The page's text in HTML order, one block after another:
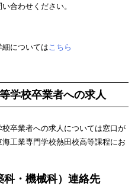
合わせください。
についてはこちら
学校卒業者への求人
卒業者への求人については窓口が
工業専門学校熱田校高等課程にお
・機械科）連絡先